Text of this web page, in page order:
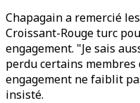
Chapagain a remercié
Croissant-Rouge turc
engagement. "Je sais
perdu certains
engagement ne faiblit
insisté.